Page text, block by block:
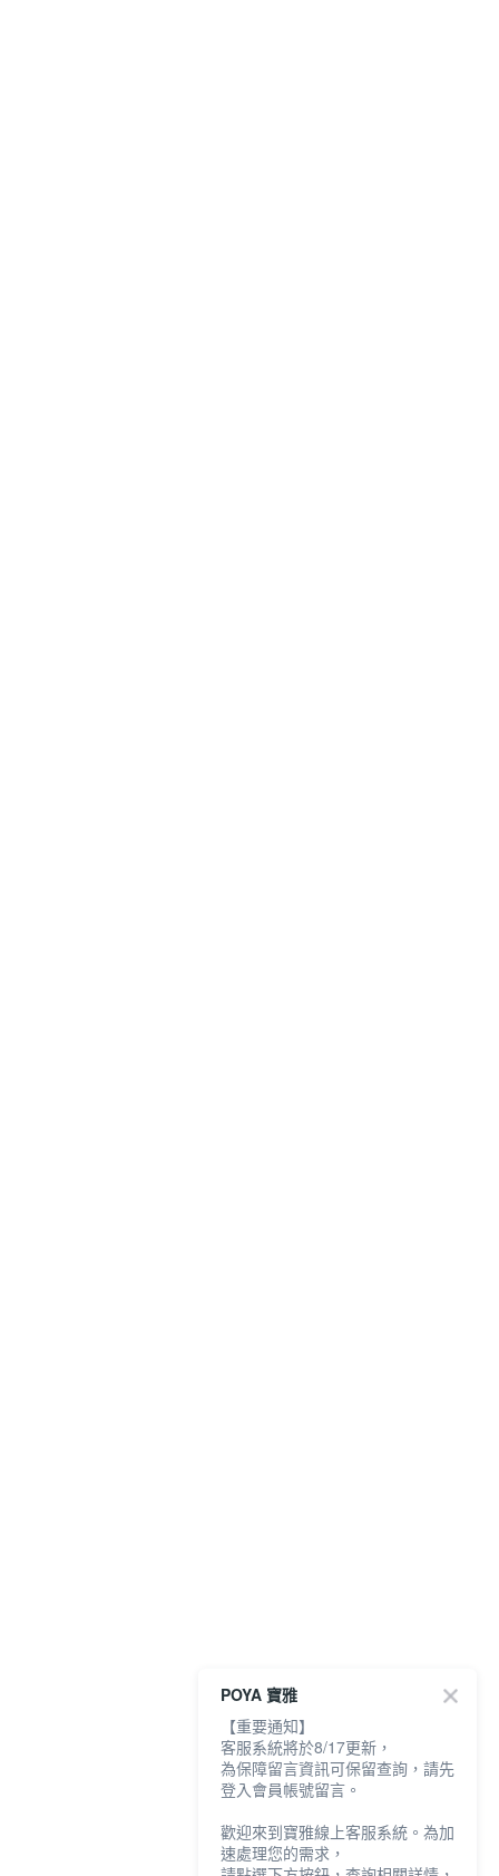
POYA 寶雅
【重要通知】
客服系統將於8/17更新，
為保障留言資訊可保留查詢，請先
登入會員帳號留言。
歡迎來到寶雅線上客服系統。為加
速處理您的需求，